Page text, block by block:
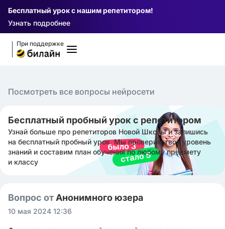
Бесплатный урок с нашим репетитором!
Узнать подробнее
При поддержке
Посмотреть все вопросы нейросети
Бесплатный пробный урок с репетитором
Узнай больше про репетиторов Новой Школы и запишись
на бесплатный пробный урок. Мы проверим твой уровень
знаний и составим план обучения по любому предмету
и классу
Вопрос от Анонимного юзера
10 мая 2024 12:36